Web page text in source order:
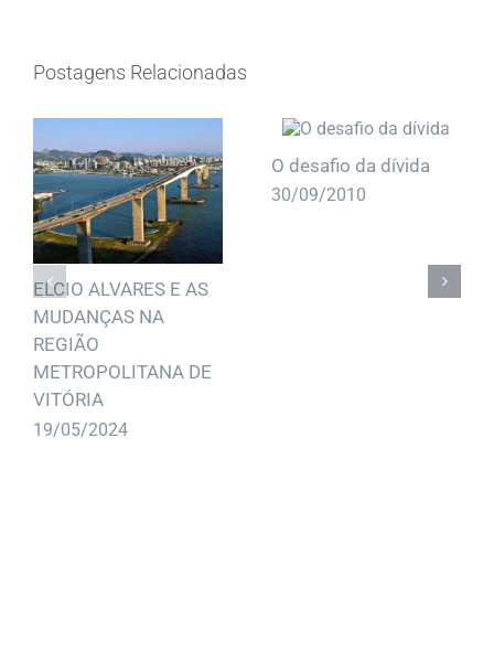
Postagens Relacionadas
ELCIO ALVARES E AS
MUDANÇAS NA
REGIÃO
METROPOLITANA DE
VITÓRIA
19/05/2024
O desafio da dívida
30/09/2010